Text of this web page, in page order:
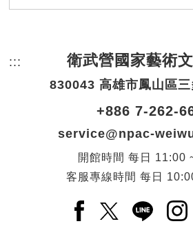
::: 頁尾網站資訊。
衛武營國家藝術
830043 高雄市鳳山區
+886 7-262-
service@npac-
開館時間 每日
11:00
客服專線時間 每日
Facebook(另開新
X(另開新視窗)
LINE(另